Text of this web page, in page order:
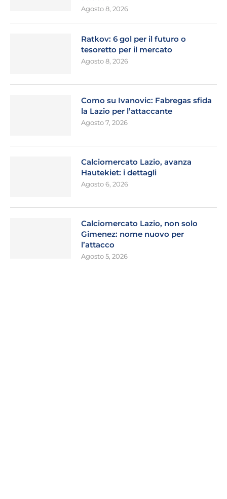
Agosto 8, 2026
Ratkov: 6 gol per il futuro o
tesoretto per il mercato
Agosto 8, 2026
Como su Ivanovic: Fabregas sfida
la Lazio per l’attaccante
Agosto 7, 2026
Calciomercato Lazio, avanza
Hautekiet: i dettagli
Agosto 6, 2026
Calciomercato Lazio, non solo
Gimenez: nome nuovo per
l’attacco
Agosto 5, 2026